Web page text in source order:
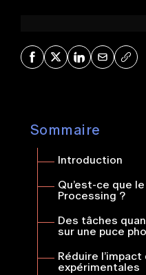
Share on Facebook
Share on X
Share onShare
Sommaire
Introduction
Qu’est-ce que
Processing ?
Des tâches
sur une puce
Réduire
expérimentales